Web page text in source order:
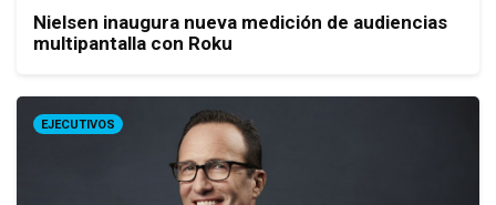
Nielsen inaugura nueva medición de audiencias
multipantalla con Roku
EJECUTIVOS